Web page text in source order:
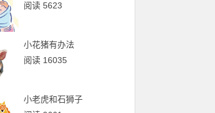
阅读 5623
小花猪有办法
阅读 16035
小老虎和石狮子